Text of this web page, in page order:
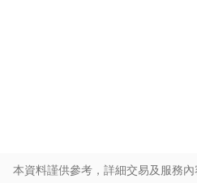
本資料謹供參考，詳細交易及服務